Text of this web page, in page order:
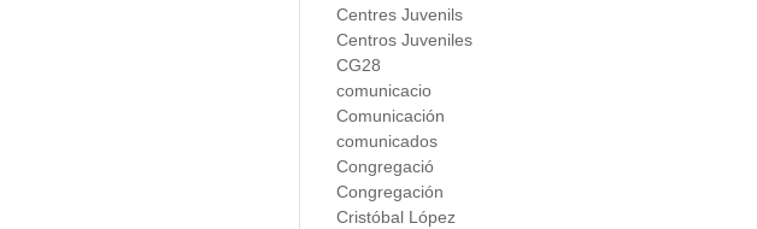
Centres Juvenils
Centros Juveniles
CG28
comunicacio
Comunicación
comunicados
Congregació
Congregación
Cristóbal López